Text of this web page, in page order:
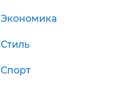
Экономика
Стиль
Спорт